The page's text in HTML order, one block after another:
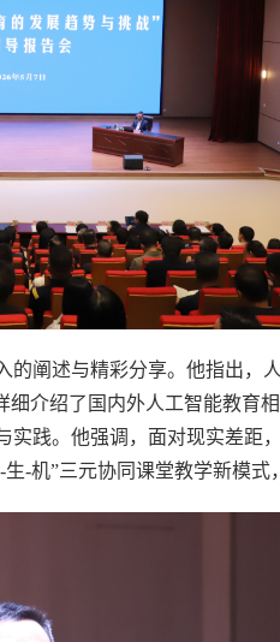
阐述与精彩分享。他指出，
介绍了国内外人工智能教育
践。他强调，面对现实差距
-机”三元协同课堂教学新模